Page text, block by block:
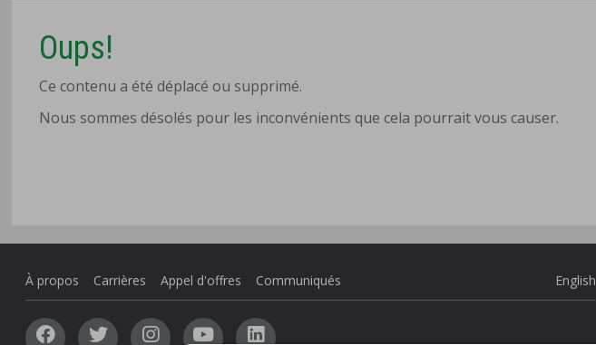
Oups!
Ce contenu a été déplacé ou supprimé.
Nous sommes désolés pour les inconvénients que cela pourrait vous causer.
À propos Carrières Appel d'offres Communiqués English